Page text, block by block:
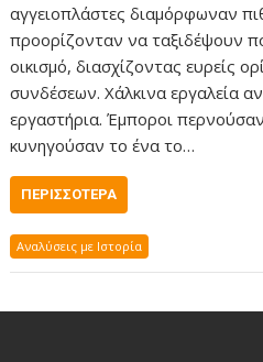
αγγειοπλάστες διαμόρφωναν
προορίζονταν να ταξιδέψουν
οικισμό, διασχίζοντας ευρείς
συνδέσεων. Χάλκινα εργαλεία
εργαστήρια. Έμποροι
κυνηγούσαν το ένα το…
ΠΕΡΙΣΣΌΤΕΡΑ
Αναλύσεις με Ιστορία